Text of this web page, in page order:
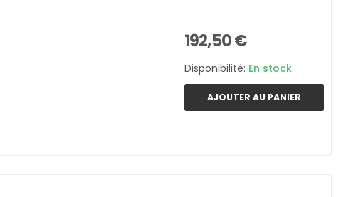
192,50 €
Disponibilité: En stock
AJOUTER AU PANIER